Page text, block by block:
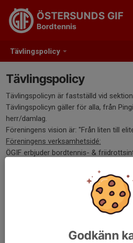
Tävlingspolicy
ÖSTERSUNDS GIF
Bordtennis
Tävlingspolicy
Tävlingspolicyn är fastställd vid
Tävlingspolicyn gäller för alla, från
herr/damlag.
Föreningens vision är: "Från liten till
Föreningens verksamhetsidé:
ÖGIF erbjuder bordtennis- &
Våra aktiva ska ges möjlighet att
socialt utifrån sin egen ambition att nå
Godkänn